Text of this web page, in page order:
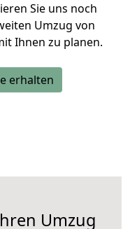
Sie uns noch
Umzug von
Ihnen zu planen.
erhalten
Umzug